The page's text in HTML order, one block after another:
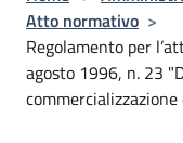
Atto normativo >
Regolamento per
agosto 1996, n. 23